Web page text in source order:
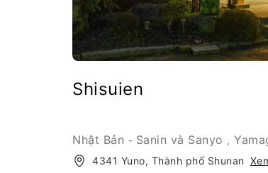
Shisuien
Nhật Bản - Sanin và Sanyo ,
4341 Yuno, Thành phố Shunan